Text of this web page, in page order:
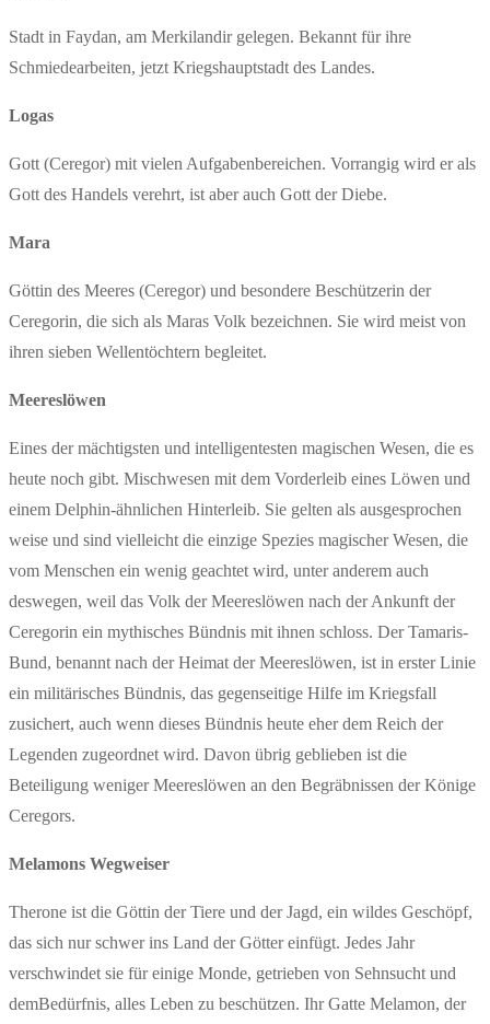
Stadt in Faydan, am Merkilandir gelegen. Bekannt für ihre
Schmiedearbeiten, jetzt Kriegshauptstadt des Landes.
Logas
Gott (Ceregor) mit vielen Aufgabenbereichen. Vorrangig wird er als
Gott des Handels verehrt, ist aber auch Gott der Diebe.
Mara
Göttin des Meeres (Ceregor) und besondere Beschützerin der
Ceregorin, die sich als Maras Volk bezeichnen. Sie wird meist von
ihren sieben Wellentöchtern begleitet.
Meereslöwen
Eines der mächtigsten und intelligentesten magischen Wesen, die es
heute noch gibt. Mischwesen mit dem Vorderleib eines Löwen und
einem Delphin-ähnlichen Hinterleib. Sie gelten als ausgesprochen
weise und sind vielleicht die einzige Spezies magischer Wesen, die
vom Menschen ein wenig geachtet wird, unter anderem auch
deswegen, weil das Volk der Meereslöwen nach der Ankunft der
Ceregorin ein mythisches Bündnis mit ihnen schloss. Der Tamaris-
Bund, benannt nach der Heimat der Meereslöwen, ist in erster Linie
ein militärisches Bündnis, das gegenseitige Hilfe im Kriegsfall
zusichert, auch wenn dieses Bündnis heute eher dem Reich der
Legenden zugeordnet wird. Davon übrig geblieben ist die
Beteiligung weniger Meereslöwen an den Begräbnissen der Könige
Ceregors.
Melamons Wegweiser
Therone ist die Göttin der Tiere und der Jagd, ein wildes Geschöpf,
das sich nur schwer ins Land der Götter einfügt. Jedes Jahr
verschwindet sie für einige Monde, getrieben von Sehnsucht und
demBedürfnis, alles Leben zu beschützen. Ihr Gatte Melamon, der